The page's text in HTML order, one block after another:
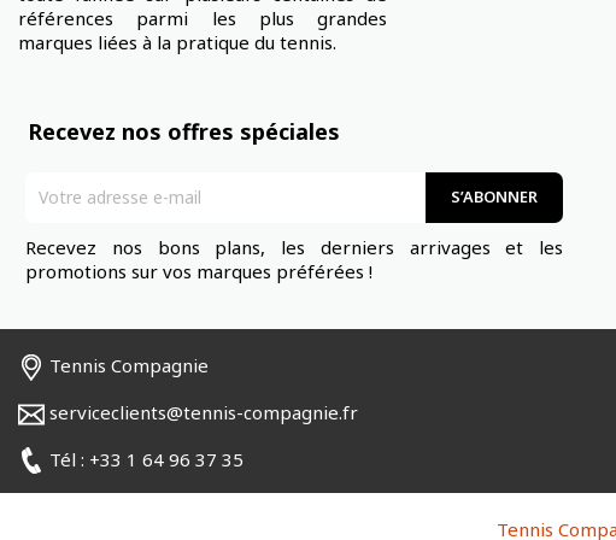
références parmi les plus grandes
marques liées à la pratique du tennis.
Recevez nos offres spéciales
Recevez nos bons plans, les derniers arrivages et les
promotions sur vos marques préférées !
Tennis Compagnie
serviceclients@tennis-compagnie.fr
Tél : +33 1 64 96 37 35
Tennis